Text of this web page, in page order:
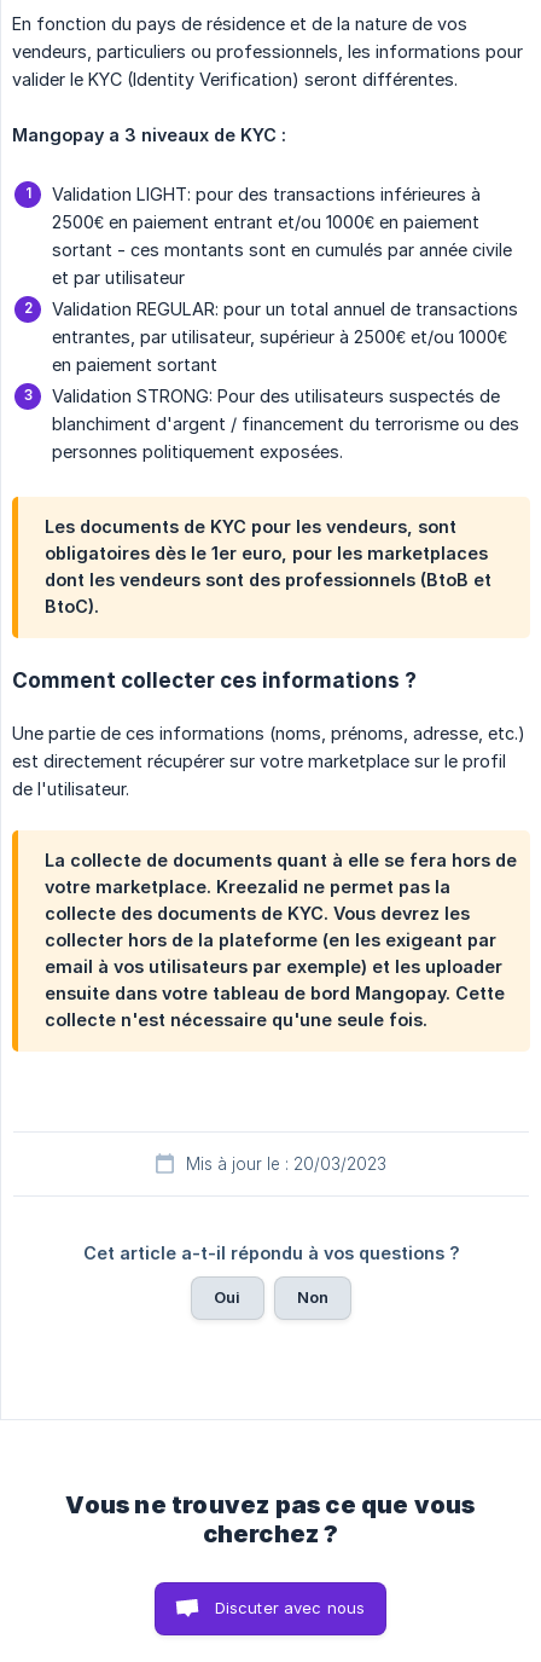
En fonction du pays de résidence et de la nature de vos
vendeurs, particuliers ou professionnels, les informations pour
valider le KYC (Identity Verification) seront différentes.
Mangopay a 3 niveaux de KYC :
Validation LIGHT: pour des transactions inférieures à
2500€ en paiement entrant et/ou 1000€ en paiement
sortant - ces montants sont en cumulés par année civile
et par utilisateur
Validation REGULAR: pour un total annuel de transactions
entrantes, par utilisateur, supérieur à 2500€ et/ou 1000€
en paiement sortant
Validation STRONG: Pour des utilisateurs suspectés de
blanchiment d'argent / financement du terrorisme ou des
personnes politiquement exposées.
Les documents de KYC pour les vendeurs, sont
obligatoires dès le 1er euro, pour les marketplaces
dont les vendeurs sont des professionnels (BtoB et
BtoC).
Comment collecter ces informations ?
Une partie de ces informations (noms, prénoms, adresse, etc.)
est directement récupérer sur votre marketplace sur le profil
de l'utilisateur.
La collecte de documents quant à elle se fera hors de
votre marketplace. Kreezalid ne permet pas la
collecte des documents de KYC. Vous devrez les
collecter hors de la plateforme (en les exigeant par
email à vos utilisateurs par exemple) et les uploader
ensuite dans votre tableau de bord Mangopay. Cette
collecte n'est nécessaire qu'une seule fois.
Mis à jour le : 20/03/2023
Cet article a-t-il répondu à vos questions ?
Oui Non
Vous ne trouvez pas ce que vous
cherchez ?
Discuter avec nous